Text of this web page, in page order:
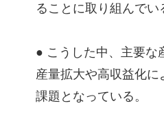
ることに取り組んでい
● こうした中、主要な
産量拡大や高収益化
課題となっている。